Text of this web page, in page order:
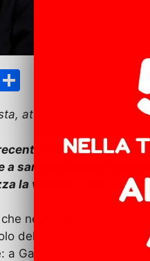
n
di
vi
di
attivista nonviolento
articolo “I
a sangue freddo di
la violenza, oppure
negli ultimi mesi
del diritto
Gaza su larga scala,